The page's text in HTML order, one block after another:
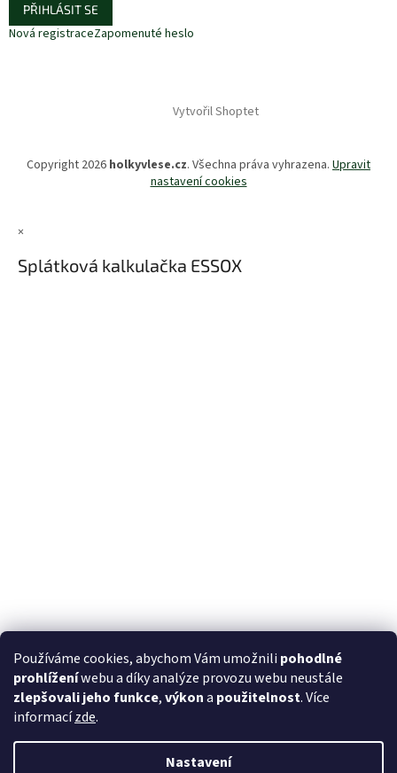
Používáme cookies, abychom Vám umožnili pohodlné
prohlíženíwebu a díky analýze provozu webu neustále
zlepšovali jeho funkce,výkona použitelnost. Více
informacízde.
Nastavení
PŘIHLÁSIT SE
Nová registraceZapomenuté heslo
Vytvořil Shoptet
Copyright 2026 holkyvlese.cz. Všechna práva vyhrazena. Upravit
nastavení cookies
×
Splátková kalkulačka ESSOX